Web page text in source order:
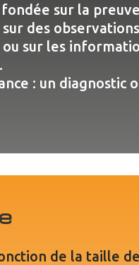
fondée sur la
sur des
sur les
: un diagnostic
de la taille de